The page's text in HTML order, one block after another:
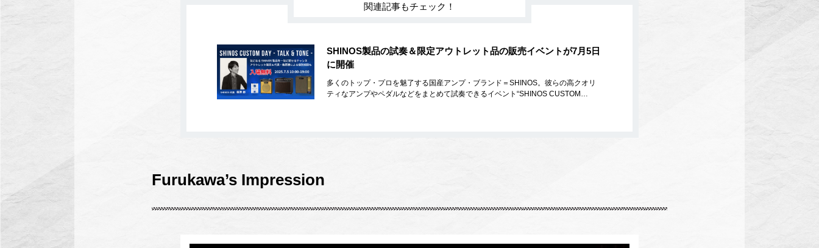
関連記事もチェック！
SHINOS製品の試奏＆限定アウトレット品の販売イベントが7月5日
に開催
多くのトップ・プロを魅了する国産アンプ・ブランド＝SHINOS。彼らの高クオリ
ティなアンプやペダルなどをまとめて試奏できるイベント“SHINOS CUSTOM…
Furukawa’s Impression